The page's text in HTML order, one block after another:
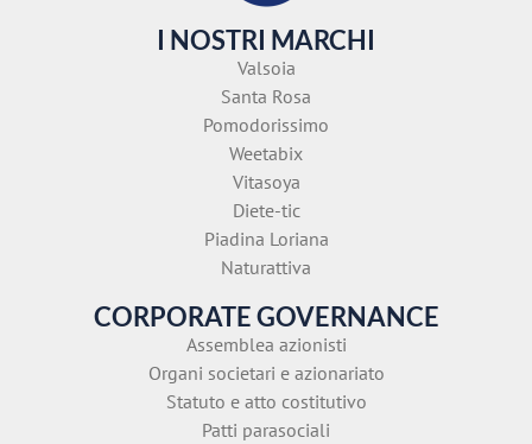
I NOSTRI MARCHI
Valsoia
Santa Rosa
Pomodorissimo
Weetabix
Vitasoya
Diete-tic
Piadina Loriana
Naturattiva
CORPORATE GOVERNANCE
Assemblea azionisti
Organi societari e azionariato
Statuto e atto costitutivo
Patti parasociali